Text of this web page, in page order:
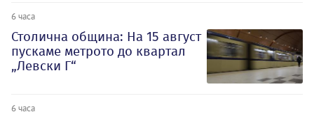
6 часа
Столична община: На 15 август
пускаме метрото до квартал
„Левски Г“
6 часа